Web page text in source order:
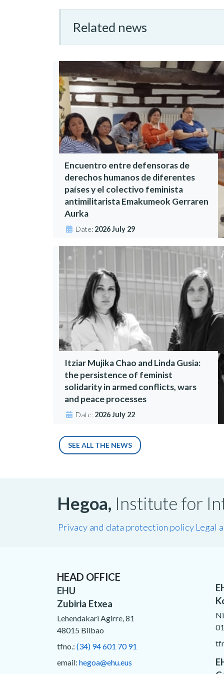
Related news
Encuentro entre defensoras de
derechos humanos de diferentes
países y el colectivo feminista
antimilitarista Emakumeok Gerraren
Aurka
Date: 2026 July 29
Itziar Mujika Chao and Linda Gusia:
the persistence of feminist
solidarity in armed conflicts, wars
and peace processes
Date: 2026 July 22
SEE ALL THE NEWS
Hegoa, Institute for
Privacy and data protection policy Legal
HEAD OFFICE
EHU
Zubiria Etxea
Lehendakari Agirre, 81
48015 Bilbao
tfno.: (34) 94 601 70 91
email: hegoa@ehu.eus